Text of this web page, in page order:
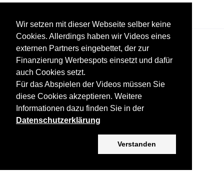
Wir setzen mit dieser Webseite selber keine
Cookies. Allerdings haben wir Videos eines
externen Partners eingebettet, der zur
Finanzierung Werbespots einsetzt und dafür
auch Cookies setzt.
Für das Abspielen der Videos müssen Sie
diese Cookies akzeptieren. Weitere
Informationen dazu finden Sie in der
Datenschutzerklärung
Verstanden
Datenschutz Werbung Impressum
Copyright ©2026 KV-GmbH